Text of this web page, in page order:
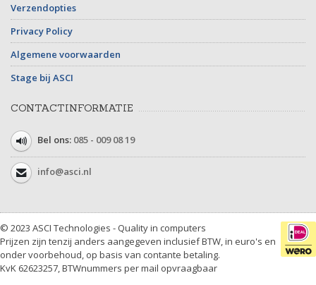
Verzendopties
Privacy Policy
Algemene voorwaarden
Stage bij ASCI
CONTACTINFORMATIE
Bel ons: 085 - 009 08 19
info@asci.nl
© 2023 ASCI Technologies - Quality in computers
Prijzen zijn tenzij anders aangegeven inclusief BTW, in euro's en
onder voorbehoud, op basis van contante betaling.
KvK 62623257, BTWnummers per mail opvraagbaar